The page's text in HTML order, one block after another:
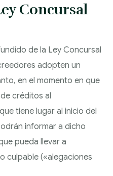
PROCEDURES
AGREEMENT
LAWYERS
Concursal
de la Ley Concursal
adopten un
en el momento en que
créditos al
tiene lugar al inicio del
informar a dicho
pueda llevar a
culpable («alegaciones